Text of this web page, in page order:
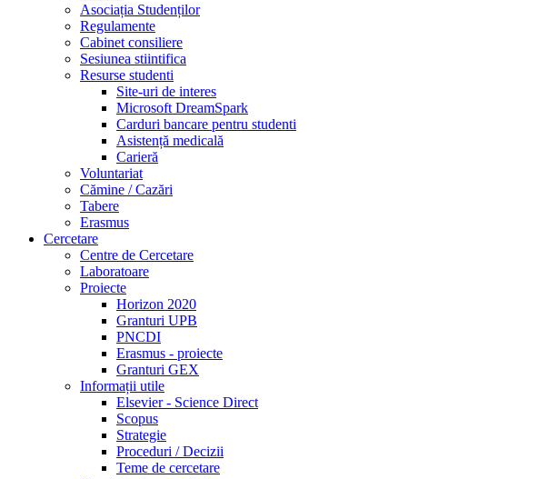
Asociația Studenților
Regulamente
Cabinet consiliere
Sesiunea stiintifica
Resurse studenti
Site-uri de interes
Microsoft DreamSpark
Carduri bancare pentru studenti
Asistență medicală
Carieră
Voluntariat
Cămine / Cazări
Tabere
Erasmus
Cercetare
Centre de Cercetare
Laboratoare
Proiecte
Horizon 2020
Granturi UPB
PNCDI
Erasmus - proiecte
Granturi GEX
Informații utile
Elsevier - Science Direct
Scopus
Strategie
Proceduri / Decizii
Teme de cercetare